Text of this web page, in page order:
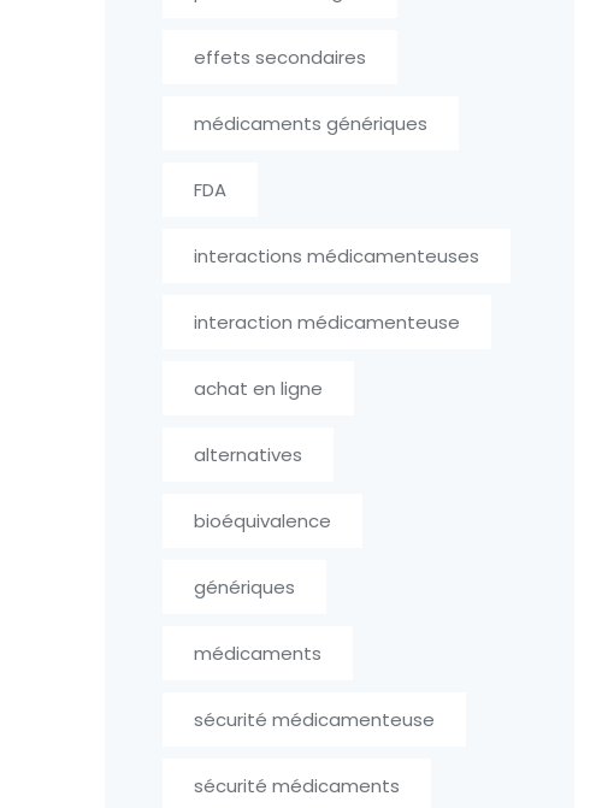
effets secondaires
médicaments génériques
FDA
interactions médicamenteuses
interaction médicamenteuse
achat en ligne
alternatives
bioéquivalence
génériques
médicaments
sécurité médicamenteuse
sécurité médicaments